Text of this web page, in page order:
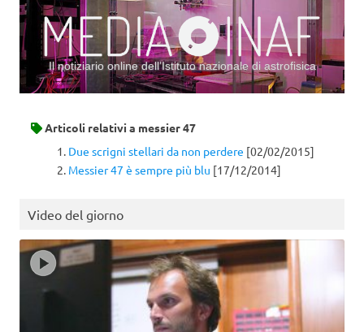
Il notiziario online dell’Istituto nazionale di astrofisica
Articoli relativi a messier 47
Due scrigni stellari da non perdere [02/02/2015]
Messier 47 è sempre più blu [17/12/2014]
Video del giorno